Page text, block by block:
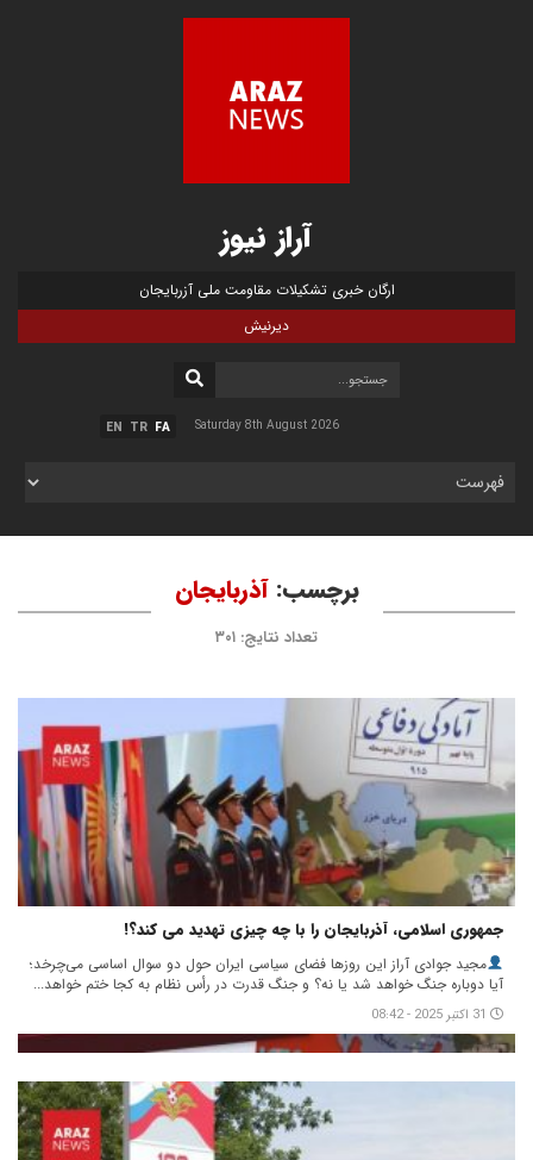
آراز نیوز
ارگان خبری تشکیلات مقاومت ملی آزربایجان
دیرنیش
FA
TR
EN Saturday 8th August 2026
برچسب:آذربایجان
تعداد نتایج: ۳۰۱
جمهوری اسلامی، آذربایجان را با چه چیزی تهدید می کند؟!
مجید جوادی آراز این روزها فضای سیاسی ایران حول دو سوال اساسی می‌چرخد؛
آیا دوباره جنگ خواهد شد یا نه؟ و جنگ قدرت در رأس نظام به کجا ختم خواهد...
31 اکتبر 2025 - 08:42